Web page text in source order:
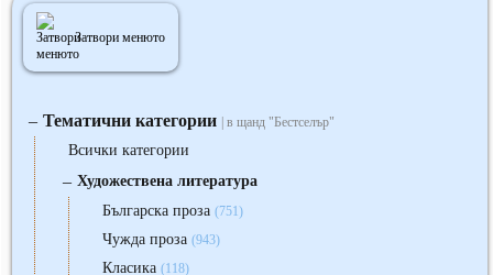
Затвори менюто
‒ Тематични категории | в щанд "Бестселър"
Всички категории
‒ Художествена литература
Българска проза (751)
Чужда проза (943)
Класика (118)